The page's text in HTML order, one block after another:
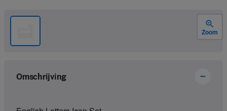
zoom_in
Zoom
Omschrijving